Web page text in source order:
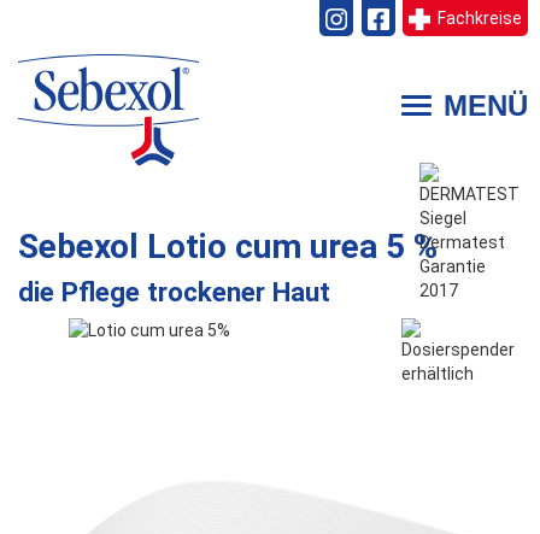
Direkt
Inhalt
Fachkreise
ToggleMENÜ
Sebexol Lotio cum urea 5 %
die Pflege trockener Haut